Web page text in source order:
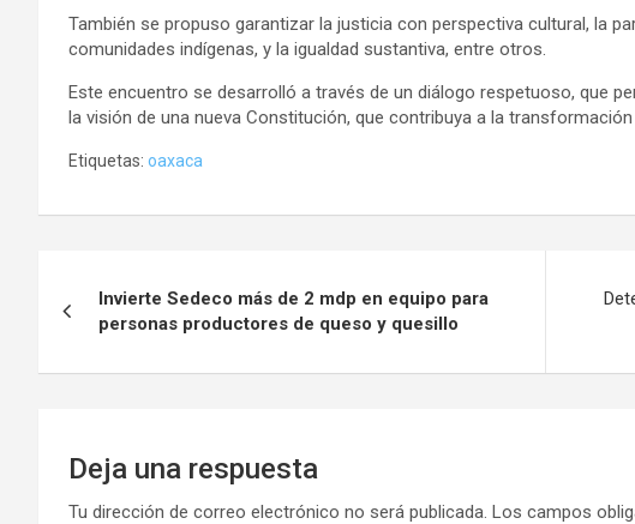
También se propuso garantizar la justicia con perspectiva cultural, la
comunidades indígenas, y la igualdad sustantiva, entre otros.
Este encuentro se desarrolló a través de un diálogo respetuoso, que
la visión de una nueva Constitución, que contribuya a la
Etiquetas: oaxaca
de
entradas
Invierte Sedeco más de 2 mdp en equipo para
personas productores de queso y quesillo
Deja una respuesta
Tu dirección de correo electrónico no será publicada. Los campos